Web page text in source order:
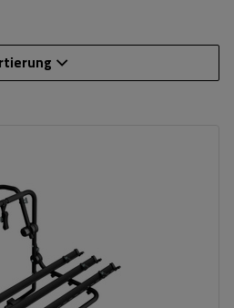
kompatibel mit allen Karosseriearten